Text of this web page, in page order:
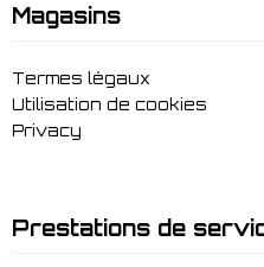
Magasins
Termes légaux
Utilisation de cookies
Privacy
Prestations de